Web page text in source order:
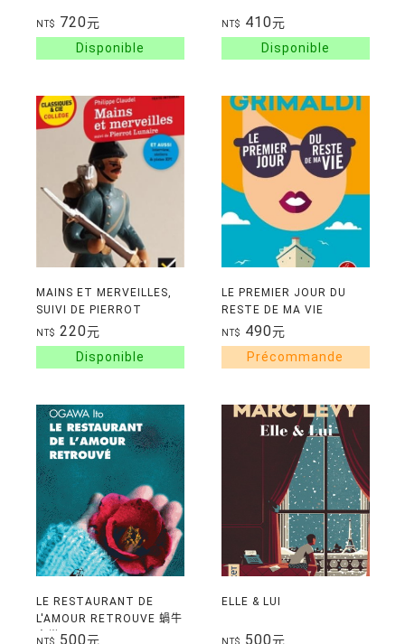
NT$ 720元 NT$ 410元
MAINS ET MERVEILLES,
SUIVI DE PIERROT
LUNAIRE
NT$ 220元
LE PREMIER JOUR DU
RESTE DE MA VIE
NT$ 490元
LE RESTAURANT DE
L'AMOUR RETROUVE 蝸牛
食堂
NT$ 500元
ELLE & LUI
NT$ 500元